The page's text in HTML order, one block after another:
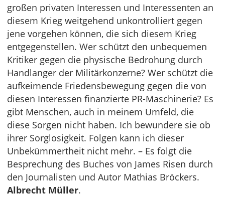
großen privaten Interessen und Interessenten an
diesem Krieg weitgehend unkontrolliert gegen
jene vorgehen können, die sich diesem Krieg
entgegenstellen. Wer schützt den unbequemen
Kritiker gegen die physische Bedrohung durch
Handlanger der Militärkonzerne? Wer schützt die
aufkeimende Friedensbewegung gegen die von
diesen Interessen finanzierte PR-Maschinerie? Es
gibt Menschen, auch in meinem Umfeld, die
diese Sorgen nicht haben. Ich bewundere sie ob
ihrer Sorglosigkeit. Folgen kann ich dieser
Unbekümmertheit nicht mehr. – Es folgt die
Besprechung des Buches von James Risen durch
den Journalisten und Autor Mathias Bröckers.
Albrecht Müller.